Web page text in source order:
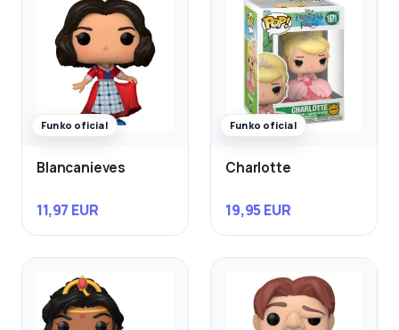
Funko oficial
Blancanieves
11,97 EUR
Funko oficial
Charlotte
19,95 EUR